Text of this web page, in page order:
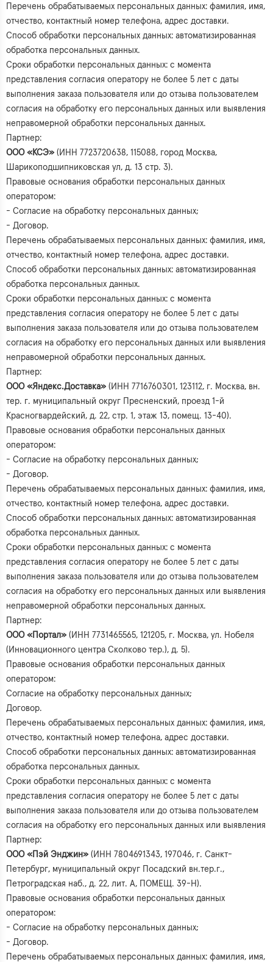
Перечень обрабатываемых персональных данных: фамилия, имя,
отчество, контактный номер телефона, адрес доставки.
Способ обработки персональных данных: автоматизированная
обработка персональных данных.
Сроки обработки персональных данных: с момента
представления согласия оператору не более 5 лет с даты
выполнения заказа пользователя или до отзыва пользователем
согласия на обработку его персональных данных или выявления
неправомерной обработки персональных данных.
Партнер:
ООО «КСЭ» (ИНН 7723720638, 115088, город Москва,
Шарикоподшипниковская ул, д. 13 стр. 3).
Правовые основания обработки персональных данных
оператором:
- Согласие на обработку персональных данных;
- Договор.
Перечень обрабатываемых персональных данных: фамилия, имя,
отчество, контактный номер телефона, адрес доставки.
Способ обработки персональных данных: автоматизированная
обработка персональных данных.
Сроки обработки персональных данных: с момента
представления согласия оператору не более 5 лет с даты
выполнения заказа пользователя или до отзыва пользователем
согласия на обработку его персональных данных или выявления
неправомерной обработки персональных данных.
Партнер:
ООО «Яндекс.Доставка» (ИНН 7716760301, 123112, г. Москва, вн.
тер. г. муниципальный округ Пресненский, проезд 1-й
Красногвардейский, д. 22, стр. 1, этаж 13, помещ. 13-40).
Правовые основания обработки персональных данных
оператором:
- Согласие на обработку персональных данных;
- Договор.
Перечень обрабатываемых персональных данных: фамилия, имя,
отчество, контактный номер телефона, адрес доставки.
Способ обработки персональных данных: автоматизированная
обработка персональных данных.
Сроки обработки персональных данных: с момента
представления согласия оператору не более 5 лет с даты
выполнения заказа пользователя или до отзыва пользователем
согласия на обработку его персональных данных или выявления
неправомерной обработки персональных данных.
Партнер:
ООО «Портал» (ИНН 7731465565, 121205, г. Москва, ул. Нобеля
(Инновационного центра Сколково тер.), д. 5).
Правовые основания обработки персональных данных
оператором:
Согласие на обработку персональных данных;
Договор.
Перечень обрабатываемых персональных данных: фамилия, имя,
отчество, контактный номер телефона, адрес доставки.
Способ обработки персональных данных: автоматизированная
обработка персональных данных.
Сроки обработки персональных данных: с момента
представления согласия оператору не более 5 лет с даты
выполнения заказа пользователя или до отзыва пользователем
согласия на обработку его персональных данных или выявления
Партнер:
ООО «Пэй Энджин» (ИНН 7804691343, 197046, г. Санкт-
Петербург, муниципальный округ Посадский вн.тер.г.,
Петроградская наб., д. 22, лит. А, ПОМЕЩ. 39-Н).
Правовые основания обработки персональных данных
оператором:
- Согласие на обработку персональных данных;
- Договор.
Перечень обрабатываемых персональных данных: фамилия, имя,